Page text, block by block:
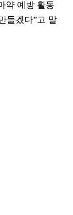
약 예방 활동
들겠다”고 말